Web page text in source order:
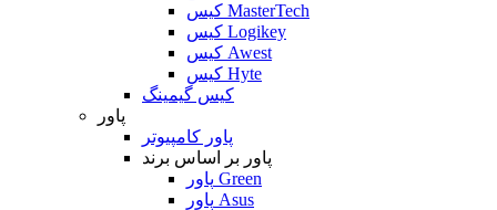
کیس MasterTech
کیس Logikey
کیس Awest
کیس Hyte
کیس گیمینگ
پاور
پاور کامپیوتر
پاور بر اساس برند
پاور Green
پاور Asus